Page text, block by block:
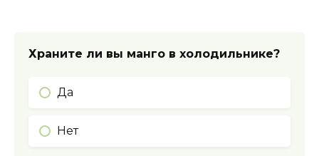
Храните ли вы манго в холодильнике?
Да
Нет